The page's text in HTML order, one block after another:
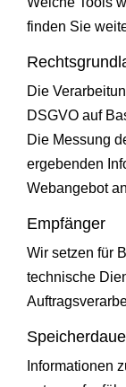
finden Sie
Die
DSGVO auf
Die Messung
ergebenden
Webangebot
Empfänger
Wir setzen für
technische
Informationen